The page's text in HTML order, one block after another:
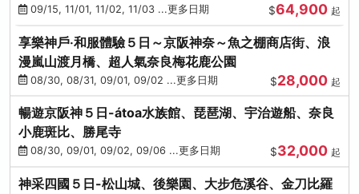
式料理(不進免稅店)
09/15, 11/01, 11/02, 11/03 ...更多日期 $64,900 起
享樂神戶‧和服體驗５日～京阪神奈～魚之棚商店街、浪
漫嵐山渡月橋、超人氣奈良梅花鹿公園
08/30, 08/31, 09/01, 09/02 ...更多日期 $28,000 起
暢遊京阪神５日-átoa水族館、琵琶湖、宇治遊船、奈良
小鹿斑比、勝尾寺
08/30, 09/01, 09/02, 09/06 ...更多日期 $32,000 起
神采四國５日-松山城、後樂園、大步危溪谷、金刀比羅